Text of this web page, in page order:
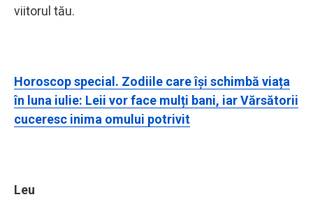
viitorul tău.
Horoscop special. Zodiile care își schimbă viața
în luna iulie: Leii vor face mulți bani, iar Vărsătorii
cuceresc inima omului potrivit
Leu